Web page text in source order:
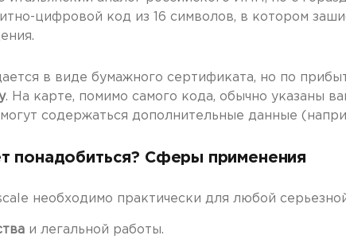
цифровой код из 16 символов, в котором
в виде бумажного сертификата, но по
. На карте, помимо самого кода, обычно указаны
содержаться дополнительные данные
понадобиться? Сферы применения
необходимо практически для любой
и легальной работы.